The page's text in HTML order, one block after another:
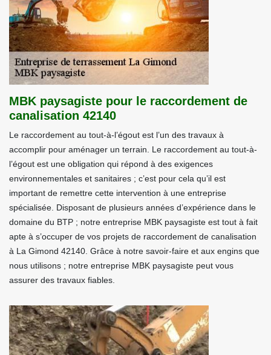
MBK paysagiste pour le raccordement de
canalisation 42140
Le raccordement au tout-à-l’égout est l’un des travaux à
accomplir pour aménager un terrain. Le raccordement au tout-à-
l’égout est une obligation qui répond à des exigences
environnementales et sanitaires ; c’est pour cela qu’il est
important de remettre cette intervention à une entreprise
spécialisée. Disposant de plusieurs années d’expérience dans le
domaine du BTP ; notre entreprise MBK paysagiste est tout à fait
apte à s’occuper de vos projets de raccordement de canalisation
à La Gimond 42140. Grâce à notre savoir-faire et aux engins que
nous utilisons ; notre entreprise MBK paysagiste peut vous
assurer des travaux fiables.